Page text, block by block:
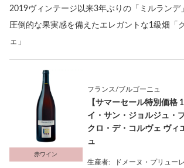
2019ヴィンテージ以来3年ぶりの「ミルランデ
圧倒的な果実感を備えたエレガントな1級畑「
ェ」
赤ワイン
フランス/ブルゴーニュ
【サマーセール特別価格
イ・サン・ジョルジュ・
クロ・デ・コルヴェ ヴィ
ュ
生産者:
ドメーヌ・プリュー